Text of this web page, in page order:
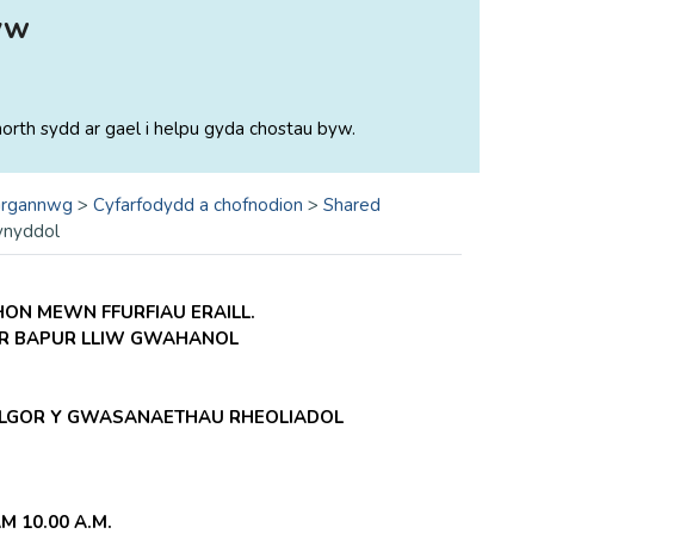
sydd ar gael i helpu gyda chostau byw.
> Cyfarfodydd a chofnodion > Shared
MEWN FFURFIAU ERAILL.
BAPUR LLIW GWAHANOL
Y GWASANAETHAU RHEOLIADOL
10.00 A.M.